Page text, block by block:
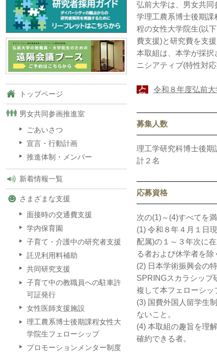
弘前大学は、男女共
学理工農系博士後期
程の女性大学院生(以
費支援)と研究費を支
本取組は、本学が採
ニシアティブ(特性対
令和８年度弘前
募集人数
理工学研究科博士後
計２名
応募資格
次の(1)～(4)すべてを
(1) 令和８年４月１日
配属)の１～３年次に
る者および休学者を除
(2) 日本学術振興会の
SPRINGスカラシップ
複して本フェローシ
(3) 国費外国人留学生
ないこと。
(4) 本取組の趣旨を理
確約できる者。
トップページ
男女共同参画推進室
ごあいさつ
宣言・行動計画
推進体制・メンバー
新着情報一覧
さまざまな支援
面接時の交通費支援
学内保育園
子育て・介護中の研究者支援
託児利用料補助
共同研究支援
子育て中の教職員への駐車許
可証発行
女性医師支援施設
理工農系博士後期課程女性大
学院生フェローシップ
プロモーションメンター制度